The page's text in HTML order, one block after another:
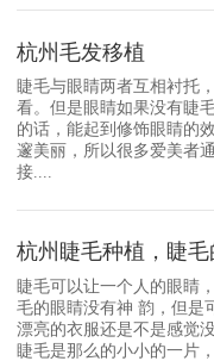
杭州毛发移植
睫毛与眼睛两者互相衬托
看。但是眼睛如果没有睫
的话，能起到修饰眼睛的
邃美丽，所以很多爱美者
接....
杭州睫毛种植，睫毛
睫毛可以让一个人的眼睛
毛的眼睛没有神 韵，但是
漂亮的衣服还是不是感觉
睫毛是那么的小小的一片